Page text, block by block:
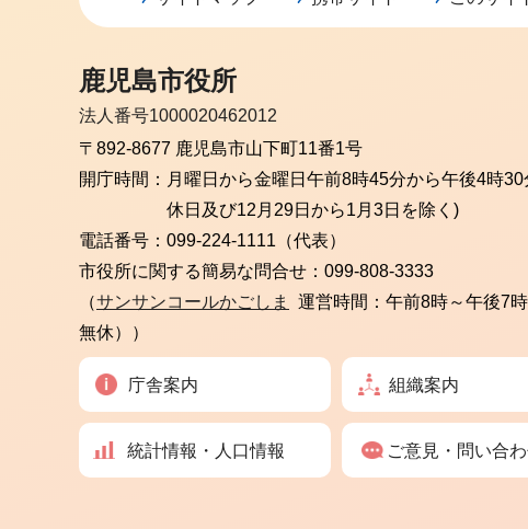
鹿児島市役所
法人番号1000020462012
〒892-8677 鹿児島市山下町11番1号
開庁時間： 月曜日から金曜日 午前8時45分から午後4時30
休日及び12月29日から1月3日を除く)
電話番号： 099-224-1111（代表）
市役所に関する簡易な問合せ： 099-808-3333
（サンサンコールかごしま
運営時間：午前8時～午後7
無休））
庁舎案内 組織案内
統計情報・人口情報 ご意見・問い合